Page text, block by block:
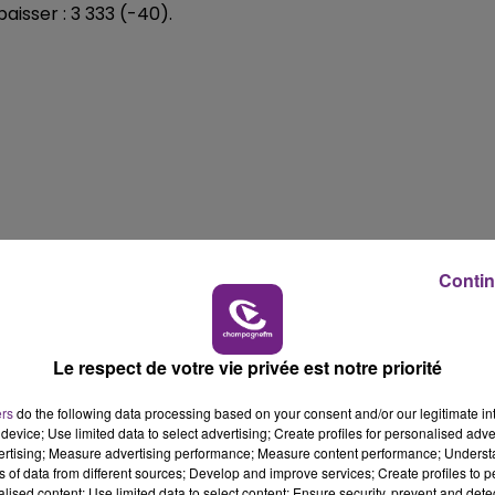
: 3 333 (-40).
Le respect de votre vie privée est notre priorité
do the following data processing based on your consent and/or our legitimate
Use limited data to select advertising; Create profiles for personalised
Measure advertising performance; Measure content performance;
of data from different sources; Develop and improve services; Create profiles to